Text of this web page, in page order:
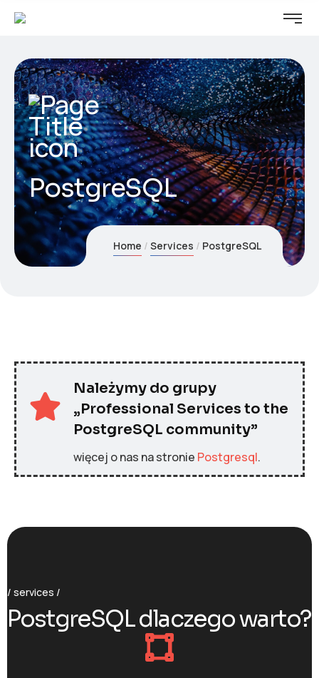
PostgreSQL
Home Services PostgreSQL
Należymy do grupy
„Professional Services to the
PostgreSQL community”
więcej o nas na stronie Postgresql.
services
PostgreSQL dlaczego warto?